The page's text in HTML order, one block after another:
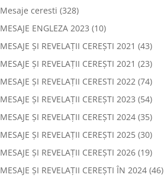
Mesaje ceresti (328)
MESAJE ENGLEZA 2023 (10)
MESAJE ȘI REVELAȚII CEREȘTI 2021 (43)
MESAJE ȘI REVELAȚII CEREȘTI 2021 (23)
MESAJE ȘI REVELAȚII CERESTI 2022 (74)
MESAJE ȘI REVELAȚII CEREȘTI 2023 (54)
MESAJE ȘI REVELAȚII CEREȘTI 2024(35)
MESAJE ȘI REVELAȚII CEREȘTI 2025(30)
MESAJE ȘI REVELAȚII CEREȘTI 2026(19)
MESAJE ȘI REVELAȚII CEREȘTI ÎN 2024(46)